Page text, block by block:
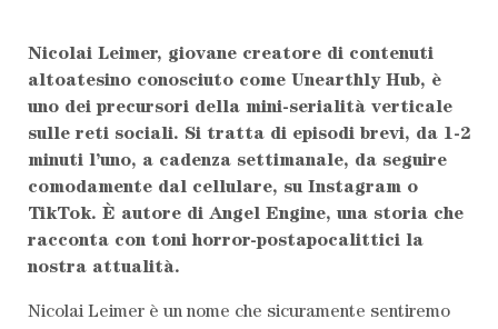
SCRIVI AL
ABBONATI AL
Nicolai Leimer, giovane creatore di contenuti
altoatesino conosciuto come Unearthly Hub, è
uno dei precursori della mini-serialità verticale
sulle reti sociali. Si tratta di episodi brevi, da 1-2
minuti l’uno, a cadenza settimanale, da seguire
comodamente dal cellulare, su Instagram o
TikTok. È autore di Angel Engine, una storia che
racconta con toni horror-postapocalittici la
nostra attualità.
Nicolai Leimer è un nome che sicuramente sentiremo